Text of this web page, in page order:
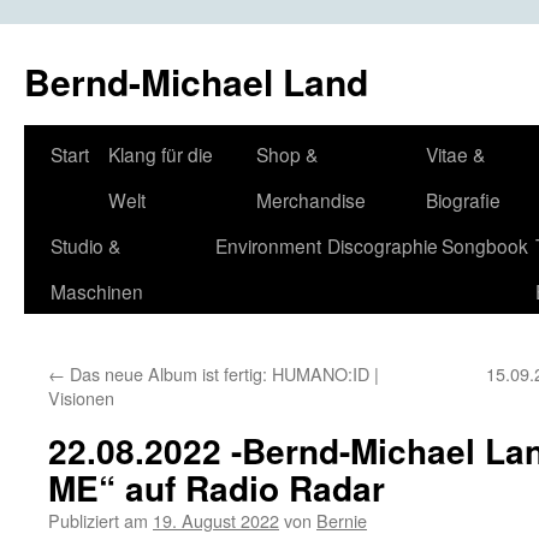
Bernd-Michael Land
Zum
springen
Start
Klang für die
Welt
Shop &
Merchandise
Vitae &
Biografie
Studio &
Maschinen
Environment DiscographieSongbook
← Das neue Album ist fertig: HUMANO:ID |
Visionen
22.08.2022 -Bernd-Michael
ME“ auf Radio Radar
Publiziert am 19. August 2022von Bernie